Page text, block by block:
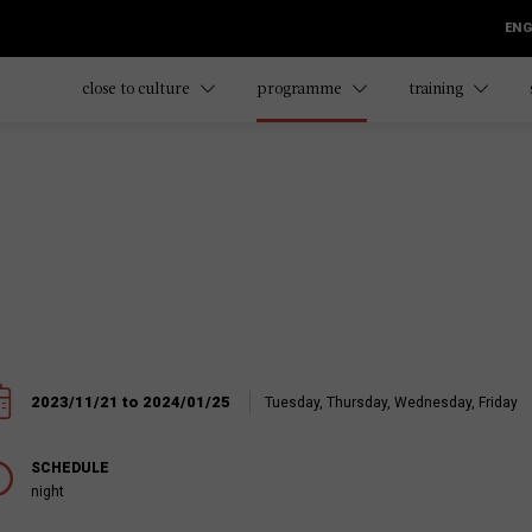
close to culture programme training
2023/11/21 to 2024/01/25 Tuesday, Thursday, Wednesday, Friday
SCHEDULE
night